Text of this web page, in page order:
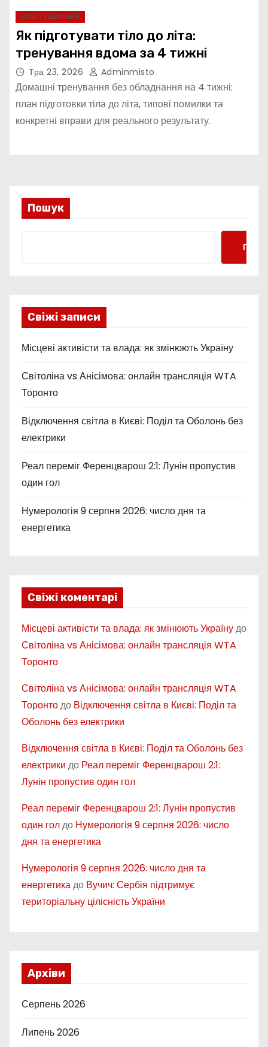
СПОРТ І ЗДОРОВ’Я
Як підготувати тіло до літа:
тренування вдома за 4 тижні
Тра 23, 2026 Adminmisto
Домашні тренування без обладнання на 4 тижні:
план підготовки тіла до літа, типові помилки та
конкретні вправи для реального результату.
Пошук
Свіжі записи
Місцеві активісти та влада: як змінюють Україну
Світоліна vs Анісімова: онлайн трансляція WTA
Торонто
Відключення світла в Києві: Поділ та Оболонь без
електрики
Реал переміг Ференцварош 2:1: Лунін пропустив
один гол
Нумерологія 9 серпня 2026: число дня та
енергетика
Свіжі коментарі
Місцеві активісти та влада: як змінюють Українудо
Світоліна vs Анісімова: онлайн трансляція WTA
Торонто
Світоліна vs Анісімова: онлайн трансляція WTA
Торонтодо Відключення світла в Києві: Поділ та
Оболонь без електрики
Відключення світла в Києві: Поділ та Оболонь без
електрики до Реал переміг Ференцварош 2:1:
Лунін пропустив один гол
Реал переміг Ференцварош 2:1: Лунін пропустив
один голдо Нумерологія 9 серпня 2026: число
дня та енергетика
Нумерологія 9 серпня 2026: число дня та
енергетикадо Вучич: Сербія підтримує
територіальну цілісність України
Архіви
Серпень 2026
Липень 2026